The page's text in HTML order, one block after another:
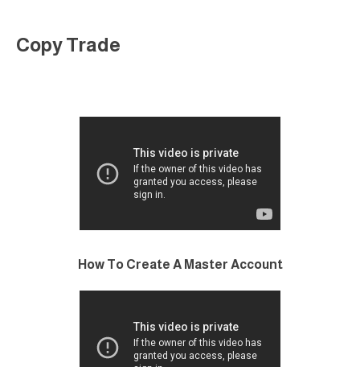
Copy Trade
How To Create A Master Account